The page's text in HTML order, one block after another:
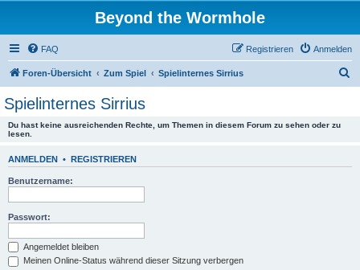
Beyond the Wormhole
FAQ Anmelden
Registrieren
Foren-Übersicht Zum Spiel Spielinternes Sirrius
Spielinternes Sirrius
Du hast keine ausreichenden Rechte, um Themen in diesem Forum zu sehen oder zu
lesen.
ANMELDEN • REGISTRIEREN
Benutzername:
Passwort:
Angemeldet bleiben
Meinen Online-Status während dieser Sitzung verbergen